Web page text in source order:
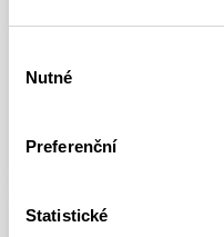
souhlasu
Nutné
Preferenční
Statistické
Sid Lives 8c+
FULL ARTICLE
ROAD TO TOKYO